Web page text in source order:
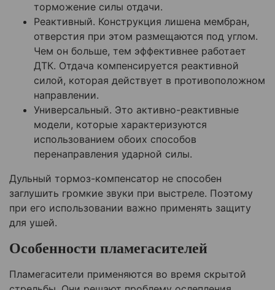
торможение силы отдачи.
Реактивный. Конструкция лишена мембран,
отверстия при этом размещаются под углом.
Чем он больше, тем эффективнее работает
ДТК. Отдача компенсируется реактивной
силой, которая действует в противоположном
направлении.
Универсальный. Это активно-реактивные
модели, которые характеризуются
использованием обоих способов
перенаправления ударной силы.
Дульный тормоз-компенсатор не способен
заглушить громкие звуки при выстреле. Поэтому
при его использовании важно применять защиту
для ушей.
Особенности пламегасителей
Пламегасители применяются во время скрытой